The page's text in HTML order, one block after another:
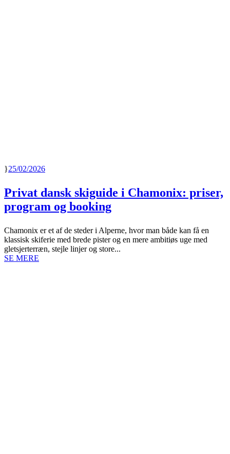
25/02/2026
Privat dansk skiguide i Chamonix: priser,
program og booking
Chamonix er et af de steder i Alperne, hvor man både kan få en
klassisk skiferie med brede pister og en mere ambitiøs uge med
gletsjerterræn, stejle linjer og store...
SE MERE